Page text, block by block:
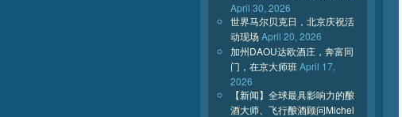
April 30, 2026
世界马尔贝克日，北京庆祝活
动现场April 20, 2026
加州DAOU达欧酒庄，奔富同
门，在京大师班 April 17,
2026
【新闻】全球最具影响力的酿
酒大师、飞行酿酒顾问Michel